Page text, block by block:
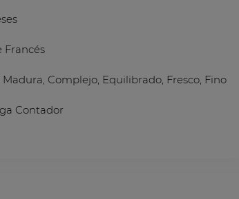
Francés
Madura, Complejo, Equilibrado, Fresco, Fino
Contador